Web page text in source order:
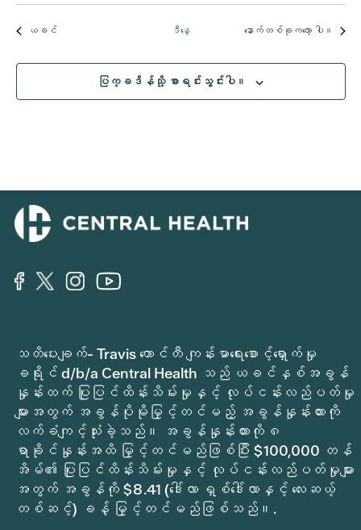
ယခင်အဲ့ဒါနဲ့ ဒီနေ့ နောက်တစ်ခုကတော့ အဲ့ဒါနဲ့
ပါ။
ပြက္ခဒိန်သို့ စာရင်းသွင်းပါ။
သတိပေးချက်- Travis ကောင်တီ ကျန်းမာရေးစောင့်ရှောက်မှု
ခရိုင် d/b/a Central Health သည် ယခင်နှစ်အခွန်
နှုန်းထက် ပြုပြင်ထိန်းသိမ်းမှုနှင့် လုပ်ငန်းလည်ပတ်မှု
များအတွက် အခွန်ပိုမိုမြှင့်တင်မည့် အခွန်နှုန်းထားကို
လက်ခံကျင့်သုံးခဲ့သည်။ အခွန်နှုန်းထားကို ၈
ရာခိုင်နှုန်းအထိ မြှင့်တင်မည်ဖြစ်ပြီး $100,000 တန်
အိမ်၏ ပြုပြင်ထိန်းသိမ်းမှုနှင့် လုပ်ငန်းလည်ပတ်မှုများ
အတွက် အခွန်ကို $8.41 (ဒေါ်လာ ရှစ်ဒေါ်လာနှင့် လေးဆယ့်
တစ်ဆင့်) ခန့် မြှင့်တင်မည်ဖြစ်သည်။.